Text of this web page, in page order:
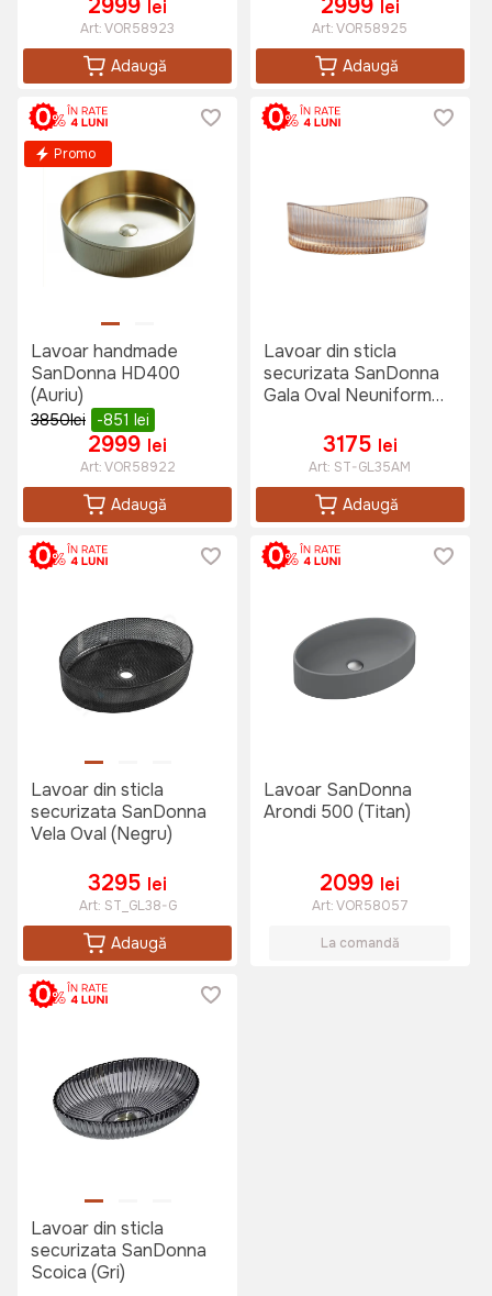
2999 lei
Art:VOR58923
Adaugă
2999 lei
Art:VOR58925
Adaugă
Promo
Lavoar handmade
SanDonna HD400
(Auriu)
3850lei -851 lei
2999 lei
Art:VOR58922
Adaugă
Lavoar din sticla
securizata SanDonna
Gala Oval Neuniform
3175 lei
Art: ST-GL35AM
Adaugă
Lavoar din sticla
securizata SanDonna
Vela Oval (Negru)
3295 lei
Art: ST_GL38-G
Adaugă
Lavoar SanDonna
Arondi 500 (Titan)
2099 lei
Art:VOR58057
La comandă
Lavoar din sticla
securizata SanDonna
Scoica (Gri)